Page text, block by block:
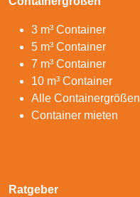
3 m³ Container
5 m³ Container
7 m³ Container
10 m³ Container
Alle Containergrößen
Container mieten
Ratgeber